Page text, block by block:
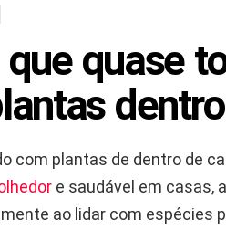
que quase
com plantas de dentro de
e saudável em casas,
ao lidar com espécies